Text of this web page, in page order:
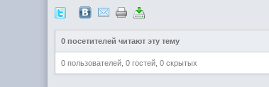
0 посетителей читают эту тему
0 пользователей, 0 гостей, 0 скрытых